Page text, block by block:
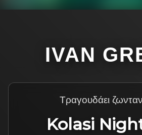
IVAN
Τραγουδάει
Kolasi